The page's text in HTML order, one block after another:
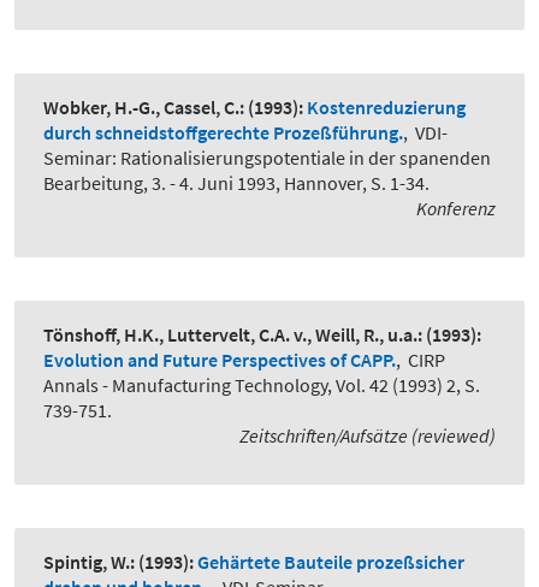
Wobker, H.-G., Cassel, C.: (1993): Kostenreduzierung
durch schneidstoffgerechte Prozeßführung., VDI-
Seminar: Rationalisierungspotentiale in der spanenden
Bearbeitung, 3. - 4. Juni 1993, Hannover, S. 1-34.
Konferenz
Tönshoff, H.K., Luttervelt, C.A. v., Weill, R., u.a.: (1993):
Evolution and Future Perspectives of CAPP., CIRP
Annals - Manufacturing Technology, Vol. 42 (1993) 2, S.
739-751.
Zeitschriften/Aufsätze (reviewed)
Spintig, W.: (1993):Gehärtete Bauteile prozeßsicher